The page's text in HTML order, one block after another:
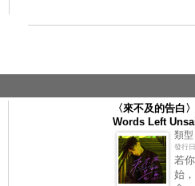
〈來不及的告白
Words Left
類型
發行
若
始